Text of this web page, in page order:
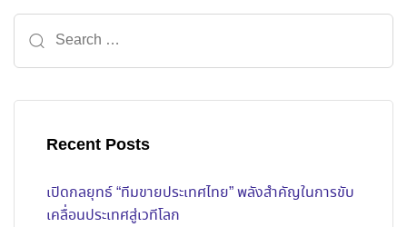
Recent Posts
เปิดกลยุทธ์ “ทีมขายประเทศไทย” พลังสำคัญในการขับ
เคลื่อนประเทศสู่เวทีโลก